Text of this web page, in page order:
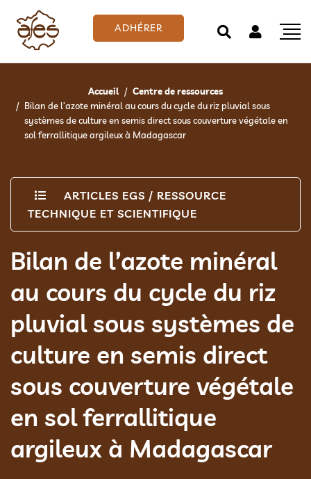
ADHÉRER
Accueil
Centre de ressources
Bilan de l’azote minéral au cours du cycle du riz pluvial sous
systèmes de culture en semis direct sous couverture végétale en
sol ferrallitique argileux à Madagascar
ARTICLES EGS / RESSOURCE
TECHNIQUE ET SCIENTIFIQUE
Bilan de l’azote minéral
au cours du cycle du riz
pluvial sous systèmes de
culture en semis direct
sous couverture végétale
en sol ferrallitique
argileux à Madagascar